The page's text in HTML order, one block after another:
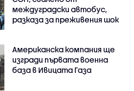
междуградски автобус,
разказа за преживения шок
Американска компания ще
изгради първата военна
база в Ивицата Газа